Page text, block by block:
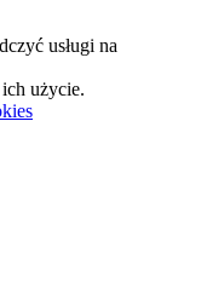
usługi na
użycie.